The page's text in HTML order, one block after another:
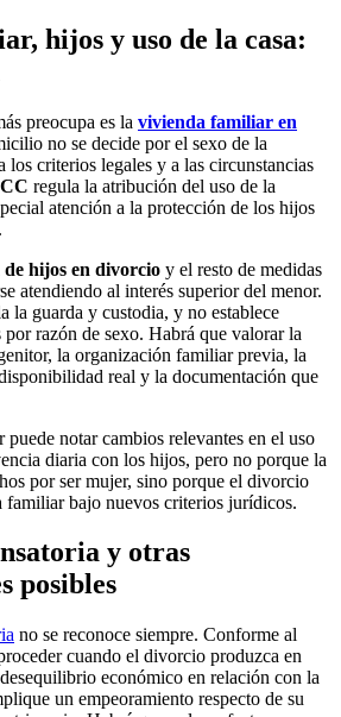
hijos y uso de la casa:
preocupa es la vivienda familiar en
no se decide por el sexo de la
los criterios legales y a las circunstancias
regula la atribución del uso de la
atención a la protección de los hijos
de hijos en divorcio y el resto de medidas
atendiendo al interés superior del menor.
la guarda y custodia, y no establece
por razón de sexo. Habrá que valorar la
la organización familiar previa, la
real y la documentación que
notar cambios relevantes en el uso
diaria con los hijos, pero no porque la
por ser mujer, sino porque el divorcio
familiar bajo nuevos criterios jurídicos.
y otras
posibles
no se reconoce siempre. Conforme al
cuando el divorcio produzca en
económico en relación con la
un empeoramiento respecto de su